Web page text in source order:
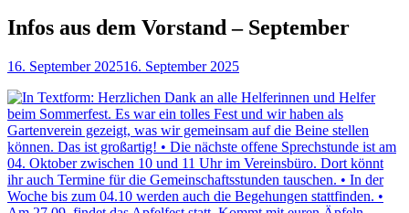
Infos aus dem Vorstand – September
16. September 202516. September 2025